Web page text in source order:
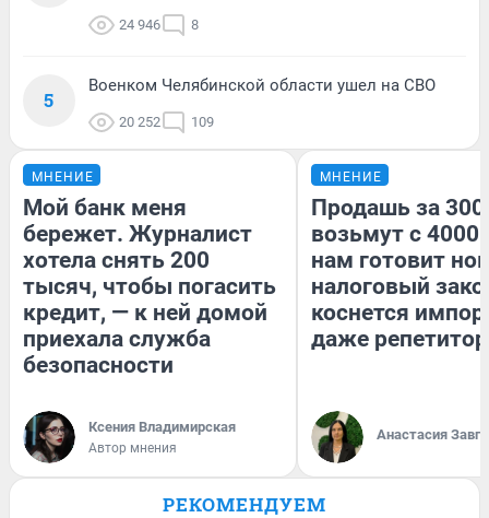
24 946 8
5
Военком Челябинской области ушел на СВО
20 252 109
МНЕНИЕ
Мой банк меня
бережет. Журналист
хотела снять 200
тысяч, чтобы погасить
кредит, — к ней домой
приехала служба
безопасности
Ксения Владимирская
Автор мнения
МНЕНИЕ
Продашь за
возьмут с
нам готовит
налоговый
коснется
даже
Анастасия
РЕКОМЕНДУЕМ